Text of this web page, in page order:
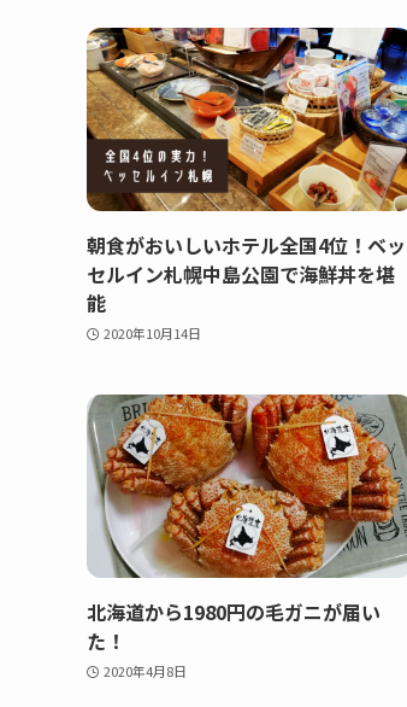
朝食がおいしいホテル全国4位！ベッ
セルイン札幌中島公園で海鮮丼を堪
能
2020年10月14日
北海道から1980円の毛ガニが届い
た！
2020年4月8日